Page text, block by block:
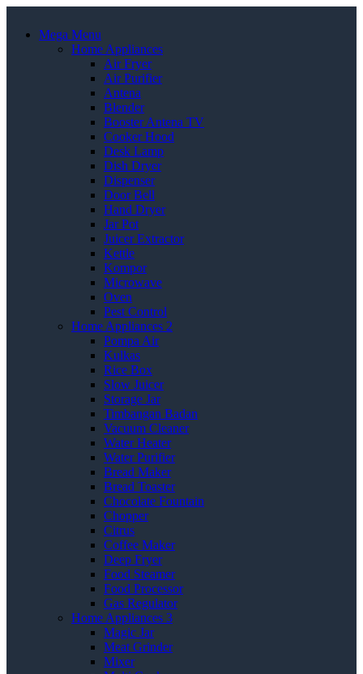
Mega Menu
Home Appliances
Air Fryer
Air Purifier
Antena
Blender
Booster Antena TV
Cooker Hood
Desk Lamp
Dish Dryer
Dispenser
Door Bell
Hand Dryer
Jar Pot
Juicer Extractor
Kettle
Kompor
Microwave
Oven
Pest Control
Home Appliances 2
Pompa Air
Kulkas
Rice Box
Slow Juicer
Storage Jar
Timbangan Badan
Vacuum Cleaner
Water Heater
Water Purifier
Bread Maker
Bread Toaster
Chocolate Fountain
Chopper
Citrus
Coffee Maker
Deep Fryer
Food Steamer
Food Processor
Gas Regulator
Home Appliances 3
Magic Jar
Meat Grinder
Mixer